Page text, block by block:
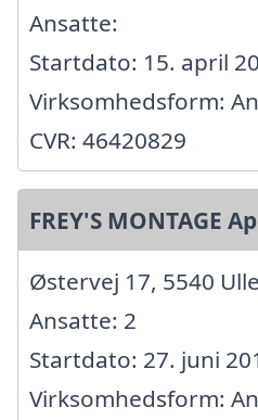
Ansatte:
Startdato: 15. april
Virksomhedsform:
CVR: 46420829
FREY'S MONTAGE
Østervej 17, 5540
Ansatte: 2
Startdato: 27. juni
Virksomhedsform: